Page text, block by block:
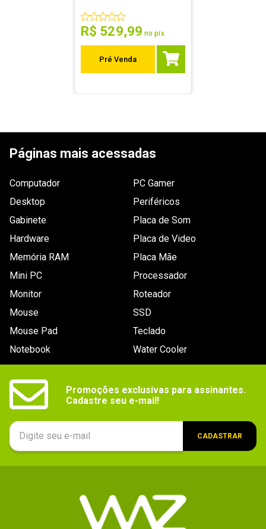
R$ 529,99 no pix
Pré Venda
Páginas mais acessadas
Computador
Desktop
Gabinete
Hardware
Memória RAM
Mini PC
Monitor
Mouse
Mouse Pad
Notebook
PC Gamer
Periféricos
Placa de Som
Placa de Video
Placa Mãe
Processador
Roteador
SSD
Teclado
Water Cooler
Promoções exclusivas para assinantes.
Cadastre seu e-mail!
CADASTRAR